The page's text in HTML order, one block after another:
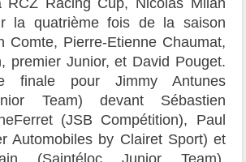
la quatrième fois de la saison
Comte, Pierre-Etienne Chaumat,
premier Junior, et David Pouget.
finale pour Jimmy Antunes
Team) devant Sébastien
(JSB Compétition), Paul
Automobiles by Clairet Sport) et
(Saintéloc Junior Team).